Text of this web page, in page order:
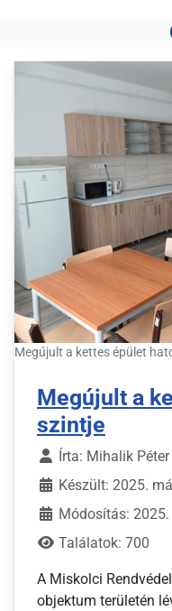
Megújult a kettes épület
Megújult a
szintje
Írta: Mihalik Péter
Készült: 2025.
Módosítás:
Találatok: 700
A Miskolci
objektum területén